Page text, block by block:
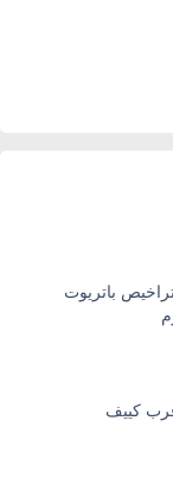
باتريوت
كييف